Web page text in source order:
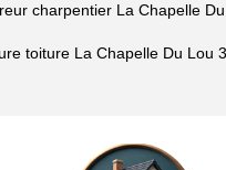
charpentier La Chapelle
toiture La Chapelle Du Lou